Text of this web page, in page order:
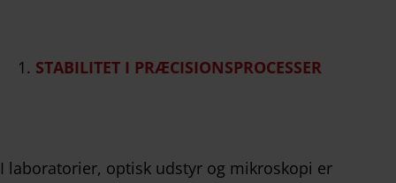
STABILITET I PRÆCISIONSPROCESSER
I laboratorier, optisk udstyr og mikroskopi er